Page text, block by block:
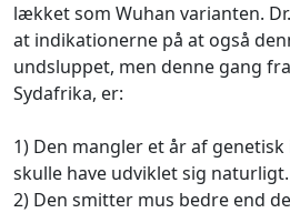
lækket som Wuhan varianten.
at indikationerne på at også
undsluppet, men denne gang
Sydafrika, er:
1) Den mangler et år af
skulle have udviklet sig naturligt.
2) Den smitter mus bedre end